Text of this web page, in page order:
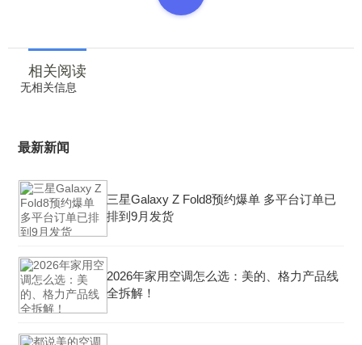
相关阅读
无相关信息
最新新闻
三星Galaxy Z Fold8预约爆单 多平台订单已
排到9月发货
2026年家用空调怎么选：美的、格力产品线
全拆解！